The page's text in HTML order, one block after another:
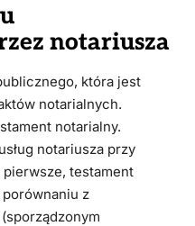
notariusza
która jest
notarialnych.
notarialny.
notariusza przy
testament
z